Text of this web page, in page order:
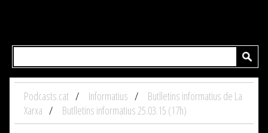
Podcasts.cat Informatius
Butlletins informatius de La
Xarxa
Butlletins informatius 25.03.15 (17h)